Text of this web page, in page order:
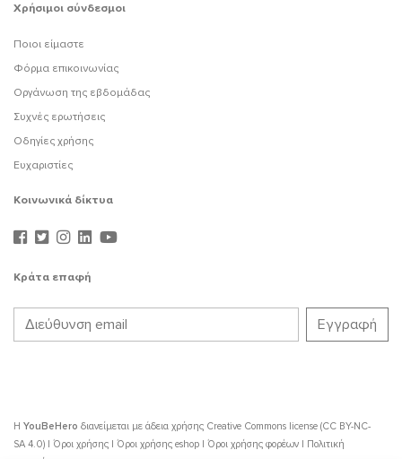
Χρήσιμοι σύνδεσμοι
Ποιοι είμαστε
Φόρμα επικοινωνίας
Οργάνωση της εβδομάδας
Συχνές ερωτήσεις
Οδηγίες χρήσης
Ευχαριστίες
Κοινωνικά δίκτυα
Κράτα επαφή
Η YouBeHero διανείμεται με άδεια χρήσης Creative Commons license (CC BY-NC-
SA 4.0) | Όροι χρήσης | Όροι χρήσης eshop | Όροι χρήσης φορέων | Πολιτική